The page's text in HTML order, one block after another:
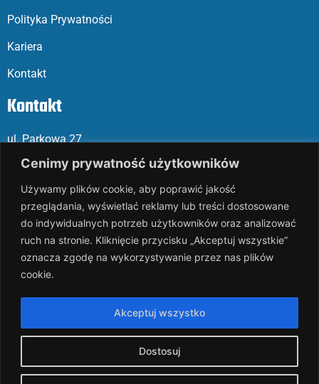
Cenimy prywatność użytkowników
Używamy plików cookie, aby poprawić jakość
przeglądania, wyświetlać reklamy lub treści dostosowane
do indywidualnych potrzeb użytkowników oraz analizować
ruch na stronie. Kliknięcie przycisku „Akceptuj wszystkie”
oznacza zgodę na wykorzystywanie przez nas plików
cookie.
Dostosuj
Akceptuj wszystko
Polityka Prywatności
Kariera
Kontakt
Kontakt
ul. Parkowa 27
05-120 Legionowo
Mail: slalp@slalp.com.pl
Telefon: 732 86 6 667 | 731 466 667
KRS 0000289744
NIP 536-18 3-07-25
REGON 1411
Rachunek bankowy: PKO BP 17 1020 10
1054
slalp.com.pl Copyright © 2024
– Part of
BSK Group. All rights reserved.